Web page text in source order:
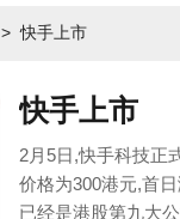
>快手上市
快手上市
2月5日,快手科技正
价格为300港元,首
已经是港股第九大